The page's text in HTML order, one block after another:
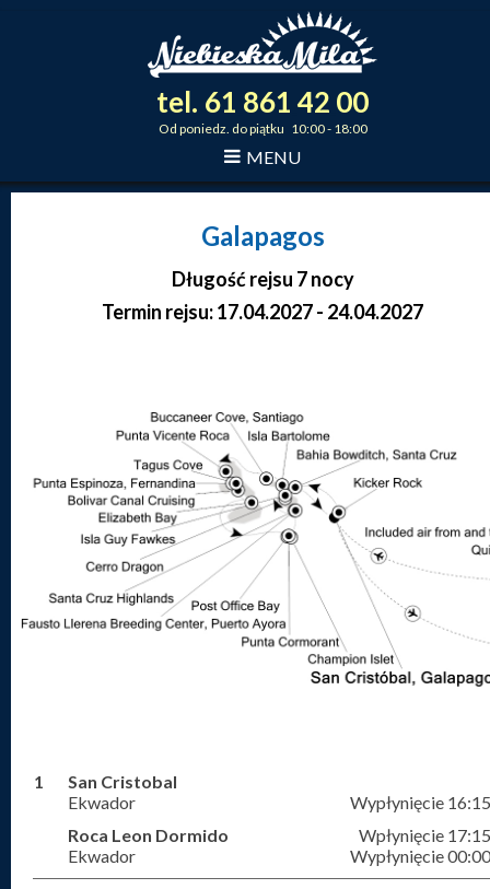
tel. 61 861 42 00
Od poniedz. do piątku 10:00 - 18:00
MENU
Galapagos
Długość rejsu 7 nocy
Termin rejsu: 17.04.2027 - 24.04.2027
1
San Cristobal
Ekwador
Wypłynięcie 16:15
Roca Leon Dormido
Ekwador
Wpłynięcie 17:15
Wypłynięcie 00:00